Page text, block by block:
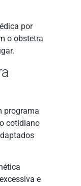
por
o obstetra
programa
cotidiano
e